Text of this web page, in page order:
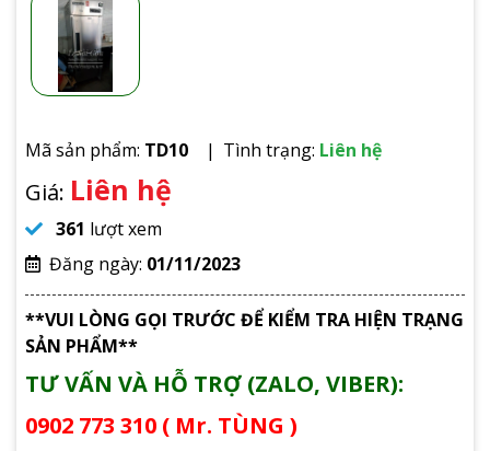
Mã sản phẩm: TD10 Tình trạng: Liên hệ
Giá: Liên hệ
361 lượt xem
Đăng ngày: 01/11/2023
**VUI LÒNG GỌI TRƯỚC ĐỂ KIỂM TRA HIỆN TRẠNG
SẢN PHẨM**
TƯ VẤN VÀ HỖ TRỢ (ZALO, VIBER):
0902 773 310 ( Mr. TÙNG )